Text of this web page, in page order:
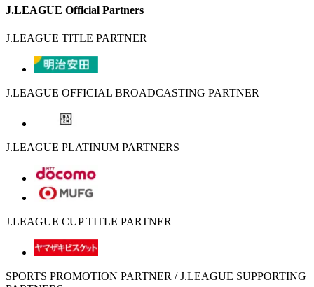
J.LEAGUE Official Partners
J.LEAGUE TITLE PARTNER
J.LEAGUE OFFICIAL BROADCASTING PARTNER
J.LEAGUE PLATINUM PARTNERS
J.LEAGUE CUP TITLE PARTNER
SPORTS PROMOTION PARTNER / J.LEAGUE SUPPORTING